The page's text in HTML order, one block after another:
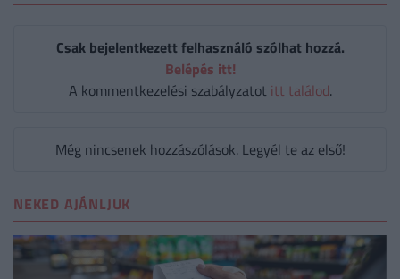
Csak bejelentkezett felhasználó szólhat hozzá.
Belépés itt!
A kommentkezelési szabályzatot itt találod.
Még nincsenek hozzászólások. Legyél te az első!
NEKED AJÁNLJUK